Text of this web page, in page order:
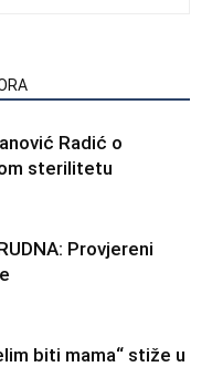
Radić o
sterilitetu
Provjereni
biti mama“ stiže u